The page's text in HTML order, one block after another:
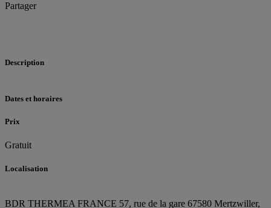
Partager
Description
Dates et horaires
Prix
Gratuit
Localisation
BDR THERMEA FRANCE 57, rue de la gare 67580 Mertzwiller,